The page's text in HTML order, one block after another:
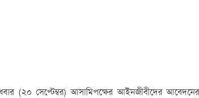
(২০ সেপ্টেম্বর) আসামিপক্ষের আইনজীবীদের আবেদনের